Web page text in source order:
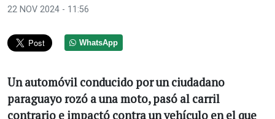
22 NOV 2024 - 11:56
WhatsApp
Un automóvil conducido por un ciudadano
paraguayo rozó a una moto, pasó al carril
contrario e impactó contra un vehículo en el que